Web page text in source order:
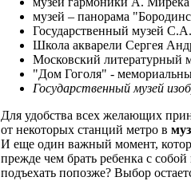
музей – панорама
Государственный музей
Школа акварели Сергея
Московский литературный
"Дом Гоголя" -
Государственный музей
Для удобства всех желающих
от некоторых станций метро в
И еще один важный момент,
прежде чем брать ребенка с собой
подъехать попозже? Выбор